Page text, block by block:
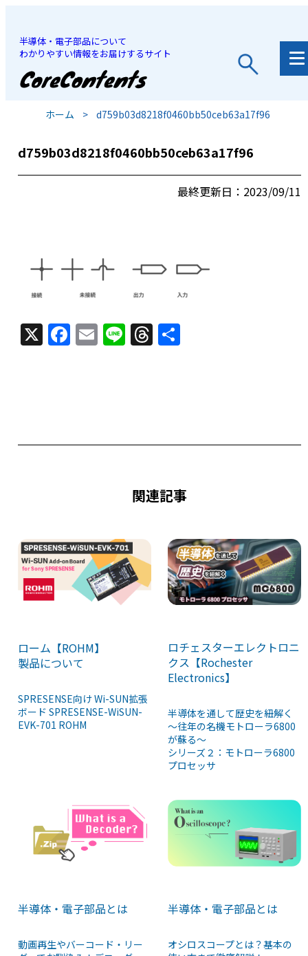
半導体・電子部品について
わかりやすい情報をお届けするサイト
JP
ホーム > d759b03d8218f0460bb50ceb63a17f96
d759b03d8218f0460bb50ceb63a17f96
最終更新日：2023/09/11
X F
a
o
E
m
Li
n
T
h
s
関連記事
ローム【ROHM】
製品について
SPRESENSE向け Wi-SUN拡張
ボード SPRESENSE-WiSUN-
EVK-701 ROHM
ロチェスターエレクトロニ
クス【Rochester
Electronics】
半導体を通して歴史を紐解く
～往年の名機モトローラ6800
が蘇る～
シリーズ２：モトローラ6800
プロセッサ
半導体・電子部品とは
動画再生やバーコード・リー
半導体・電子部品とは
オシロスコープとは？基本の